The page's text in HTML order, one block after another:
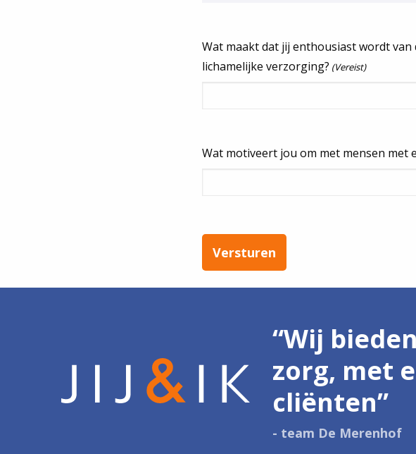
Wat maakt dat jij enthousiast wordt
lichamelijke verzorging? (Vereist)
Wat motiveert jou om met mensen met
“Wij
zorg, met
cliënten”
- team De Merenhof